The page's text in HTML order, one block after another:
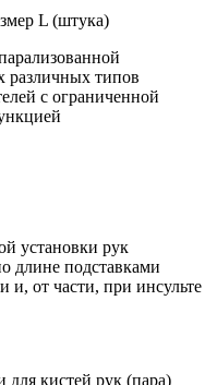
L (штука)
различных типов
с ограниченной
установки рук
длине подставками
и, от части, при инсульте
для кистей рук (пара)